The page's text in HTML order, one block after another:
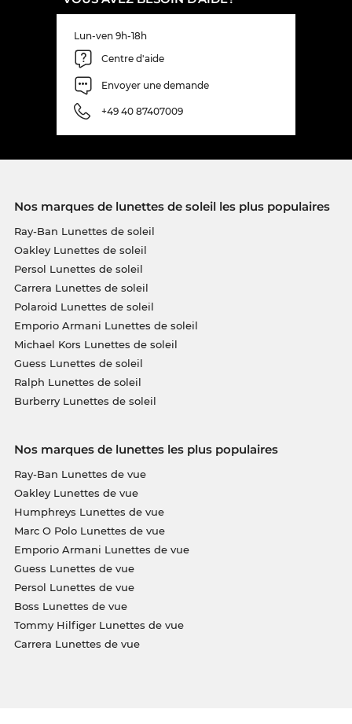
Lun-ven 9h-18h
Centre d'aide
Envoyer une demande
+49 40 87407009
Nos marques de lunettes de soleil les plus populaires
Ray-Ban Lunettes de soleil
Oakley Lunettes de soleil
Persol Lunettes de soleil
Carrera Lunettes de soleil
Polaroid Lunettes de soleil
Emporio Armani Lunettes de soleil
Michael Kors Lunettes de soleil
Guess Lunettes de soleil
Ralph Lunettes de soleil
Burberry Lunettes de soleil
Nos marques de lunettes les plus populaires
Ray-Ban Lunettes de vue
Oakley Lunettes de vue
Humphreys Lunettes de vue
Marc O Polo Lunettes de vue
Emporio Armani Lunettes de vue
Guess Lunettes de vue
Persol Lunettes de vue
Boss Lunettes de vue
Tommy Hilfiger Lunettes de vue
Carrera Lunettes de vue